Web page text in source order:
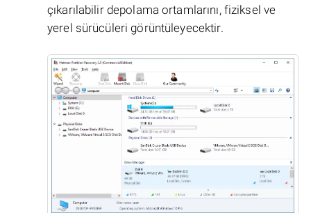
çıkarılabilir depolama ortamlarını, fiziksel ve
yerel sürücüleri görüntüleyecektir.